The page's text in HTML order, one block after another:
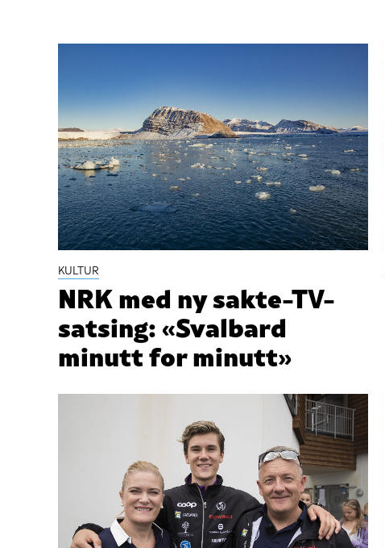
KULTUR
NRK med ny sakte-TV-
satsing: «Svalbard
minutt for minutt»